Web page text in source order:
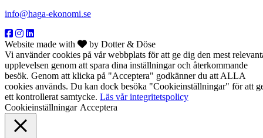
info@haga-ekonomi.se
Website made with
by Dotter & Döse
Vi använder cookies på vår webbplats för att ge dig den mest
upplevelsen genom att spara dina inställningar och återkommande
besök. Genom att klicka på "Acceptera" godkänner du att ALLA
cookies används. Du kan dock besöka "Cookieinställningar" för att
ett kontrollerat samtycke. Läs vår integritetspolicy
Cookieinställningar Acceptera